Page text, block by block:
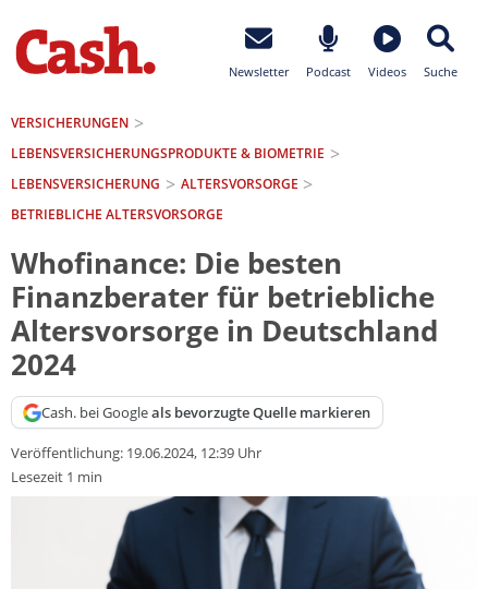
Newsletter Podcast Videos Suche
VERSICHERUNGEN
LEBENSVERSICHERUNGS­PRODUKTE & BIOMETRIE
LEBENSVERSICHERUNG
ALTERSVORSORGE
BETRIEBLICHE ALTERSVORSORGE
Whofinance: Die besten
Finanzberater für betriebliche
Altersvorsorge in Deutschland
2024
Cash. bei Googleals bevorzugte Quelle markieren
Veröffentlichung: 19.06.2024, 12:39 Uhr
Lesezeit 1 min